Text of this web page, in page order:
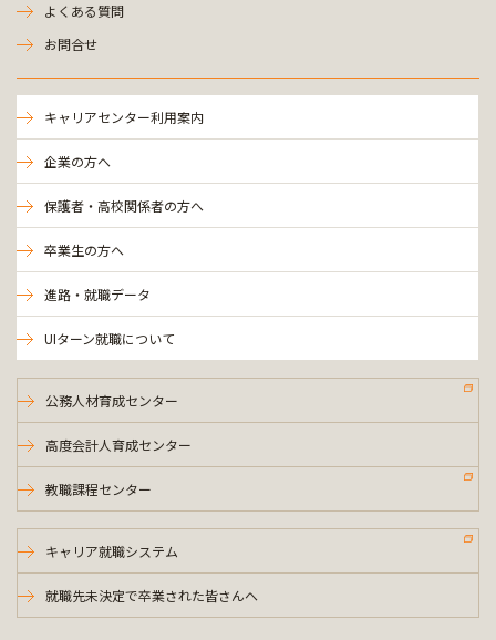
よくある質問
お問合せ
キャリアセンター利用案内
企業の方へ
保護者・高校関係者の方へ
卒業生の方へ
進路・就職データ
UIターン就職について
公務人材育成センター
高度会計人育成センター
教職課程センター
キャリア就職システム
就職先未決定で卒業された皆さんへ